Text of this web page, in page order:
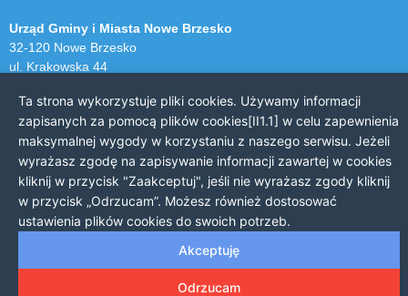
Urząd Gminy i Miasta Nowe Brzesko
32-120 Nowe Brzesko
ul. Krakowska 44
KONTAKT Z URZĘDEM
Telefon: 12 385 20 94
Faks: 12 385 03 55
Email: sekretariat@nowe-brzesko.pl
Poniedziałek-Piątek: 7:30 - 15:30
Ta strona wykorzystuje pliki cookies. Używamy informacji
zapisanych za pomocą plików cookies[II1.1] w celu zapewnienia
maksymalnej wygody w korzystaniu z naszego serwisu. Jeżeli
wyrażasz zgodę na zapisywanie informacji zawartej w cookies
kliknij w przycisk "Zaakceptuj", jeśli nie wyrażasz zgody kliknij
w przycisk „Odrzucam”. Możesz również dostosować
ustawienia plików cookies do swoich potrzeb.
Akceptuję
Odrzucam